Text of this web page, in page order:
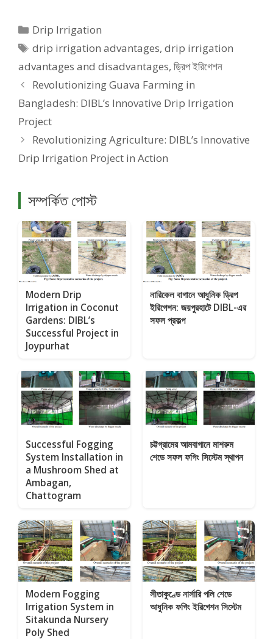
Categories
Drip Irrigation
Tags
drip irrigation advantages,drip irrigation
advantages and disadvantages, ড্রিপ ইরিগেশন
Revolutionizing Guava Farming in
Bangladesh: DIBL’s Innovative Drip Irrigation
Project
Revolutionizing Agriculture: DIBL’s Innovative
Drip Irrigation Project in Action
সম্পর্কিত পোস্ট
Modern Drip
Irrigation in Coconut
Gardens: DIBL’s
Successful Project in
Joypurhat
নারিকেল বাগানে আধুনিক ড্রিপ
ইরিগেশন: জয়পুরহাটে DIBL-এর
সফল প্রকল্প
Successful Fogging
System Installation in
a Mushroom Shed at
Ambagan,
Chattogram
চট্টগ্রামের আমবাগানে মাশরুম
শেডে সফল ফগিং সিস্টেম স্থাপন
Modern Fogging
Irrigation System in
Sitakunda Nursery
Poly Shed
সীতাকুণ্ডে নার্সারি পলি শেডে
আধুনিক ফগিং ইরিগেশন সিস্টেম